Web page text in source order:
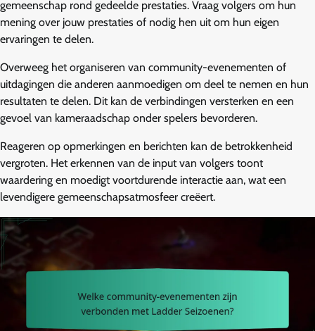
gemeenschap rond gedeelde prestaties. Vraag volgers om hun
mening over jouw prestaties of nodig hen uit om hun eigen
ervaringen te delen.
Overweeg het organiseren van community-evenementen of
uitdagingen die anderen aanmoedigen om deel te nemen en hun
resultaten te delen. Dit kan de verbindingen versterken en een
gevoel van kameraadschap onder spelers bevorderen.
Reageren op opmerkingen en berichten kan de betrokkenheid
vergroten. Het erkennen van de input van volgers toont
waardering en moedigt voortdurende interactie aan, wat een
levendigere gemeenschapsatmosfeer creëert.